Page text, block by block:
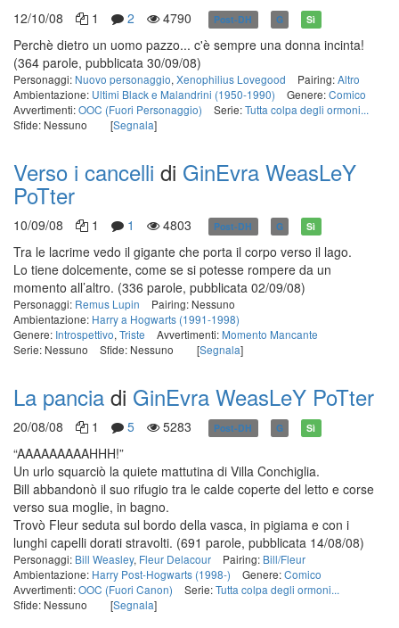
12/10/08 1 2 4790 Post-DH G Sì
Perchè dietro un uomo pazzo... c'è sempre una donna incinta!
(364 parole, pubblicata 30/09/08)
Personaggi: Nuovo personaggio, Xenophilius Lovegood Pairing:Altro
Ambientazione: Ultimi Black e Malandrini (1950-1990) Genere:Comico
Avvertimenti:OOC (Fuori Personaggio) Serie:Tutta colpa degli ormoni...
Sfide: Nessuno
[Segnala]
Verso i cancelli di GinEvra WeasLeY
PoTter
10/09/08 1 1 4803 Post-DH G Sì
Tra le lacrime vedo il gigante che porta il corpo verso il lago.
Lo tiene dolcemente, come se si potesse rompere da un
momento all’altro. (336 parole, pubblicata 02/09/08)
Personaggi: Remus Lupin
Pairing: Nessuno
Ambientazione: Harry a Hogwarts (1991-1998)
Genere: Introspettivo, Triste Avvertimenti: Momento Mancante
Serie: Nessuno
Sfide: Nessuno [Segnala]
La pancia di GinEvra WeasLeY PoTter
20/08/08 1 5 5283 Post-DH G Sì
“AAAAAAAAAHHH!”
Un urlo squarciò la quiete mattutina di Villa Conchiglia.
Bill abbandonò il suo rifugio tra le calde coperte del letto e corse
verso sua moglie, in bagno.
Trovò Fleur seduta sul bordo della vasca, in pigiama e con i
lunghi capelli dorati stravolti. (691 parole, pubblicata 14/08/08)
Personaggi: Bill Weasley, Fleur Delacour Pairing: Bill/Fleur
Ambientazione: Harry Post-Hogwarts (1998-) Genere:Comico
Avvertimenti:OOC (Fuori Canon) Serie:Tutta colpa degli ormoni...
Sfide: Nessuno
[Segnala]